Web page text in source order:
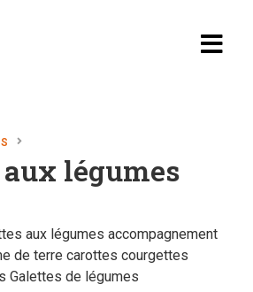
légumes
aux légumes accompagnement
de terre carottes courgettes
Galettes de légumes